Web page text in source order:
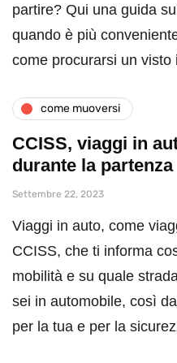
partire? Qui una guida
quando è più
come procurarsi un
come muoversi
CCISS, viaggi in
durante la partenza
Settembre 22, 2023
Viaggi in auto, come
CCISS, che ti informa
mobilità e su quale
sei in automobile, così
per la tua e per la